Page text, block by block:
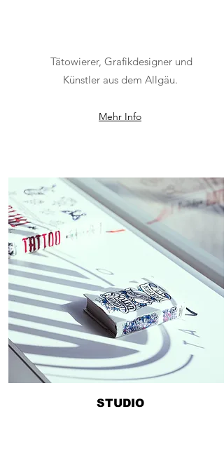
Tätowierer, Grafikdesigner und
Künstler aus dem Allgäu.
Mehr Info
STUDIO